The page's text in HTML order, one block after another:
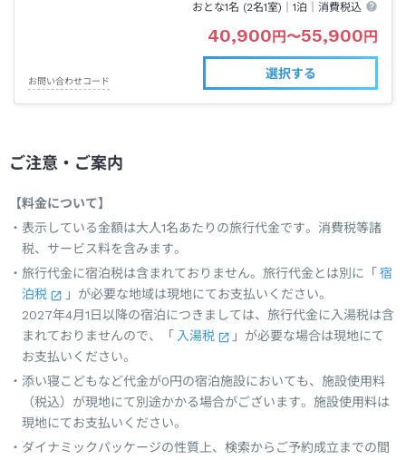
おとな1名 (2名1室)｜1泊 ｜消費税込
40,900 円 〜55,900 円
お問い合わせコード
選択する
ご注意・ご案内
【料金について】
表示している金額は大人1名あたりの旅行代金です。消費税等諸
税、サービス料を含みます。
旅行代金に宿泊税は含まれておりません。旅行代金とは別に「 宿
泊税
」が必要な地域は現地にてお支払いください。
2027年4月1日以降の宿泊につきましては、旅行代金に入湯税は含
まれておりませんので、「 入湯税
」が必要な場合は現地にて
お支払いください。
添い寝こどもなど代金が0円の宿泊施設においても、施設使用料
（税込）が現地にて別途かかる場合がございます。施設使用料は
現地にてお支払いください。
ダイナミックパッケージの性質上、検索からご予約成立までの間